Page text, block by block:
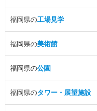
福岡県の工場見学
福岡県の美術館
福岡県の公園
福岡県のタワー・展望施設